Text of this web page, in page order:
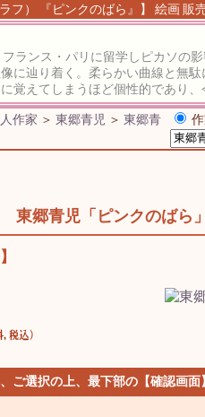
フ） 『ピンクのばら』】 絵画 販
ランス・パリに留学しピカソの
に辿り着く。柔らかい曲線と無
覚えてしまうほど個性的であり
作家 ＞ 東郷青児 ＞ 東郷青
東郷青児「ピンクのばら
ご選択の上、最下部の【確認画